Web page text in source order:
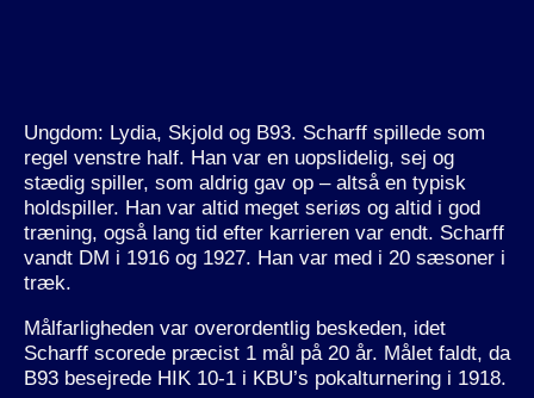
Ungdom: Lydia, Skjold og B93. Scharff spillede som
regel venstre half. Han var en uopslidelig, sej og
stædig spiller, som aldrig gav op – altså en typisk
holdspiller. Han var altid meget seriøs og altid i god
træning, også lang tid efter karrieren var endt. Scharff
vandt DM i 1916 og 1927. Han var med i 20 sæsoner i
træk.
Målfarligheden var overordentlig beskeden, idet
Scharff scorede præcist 1 mål på 20 år. Målet faldt, da
B93 besejrede HIK 10-1 i KBU’s pokalturnering i 1918.